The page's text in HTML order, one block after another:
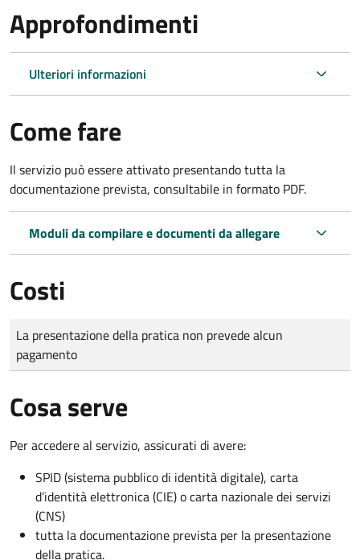
Approfondimenti
Ulteriori informazioni
Come fare
Il servizio può essere attivato presentando tutta la
documentazione prevista, consultabile in formato PDF.
Moduli da compilare e documenti da allegare
Costi
Tipo di pagamento
Importo
La presentazione della pratica non prevede alcun
pagamento
Cosa serve
Per accedere al servizio, assicurati di avere:
SPID (sistema pubblico di identità digitale), carta
d’identità elettronica (CIE) o carta nazionale dei servizi
(CNS)
tutta la documentazione prevista per la presentazione
della pratica.